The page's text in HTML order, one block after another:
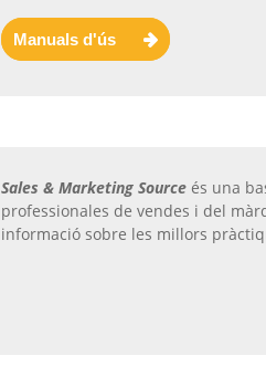
Manuals d'ús
Sales & Marketing Source és una
professionales de vendes i del
informació sobre les millors